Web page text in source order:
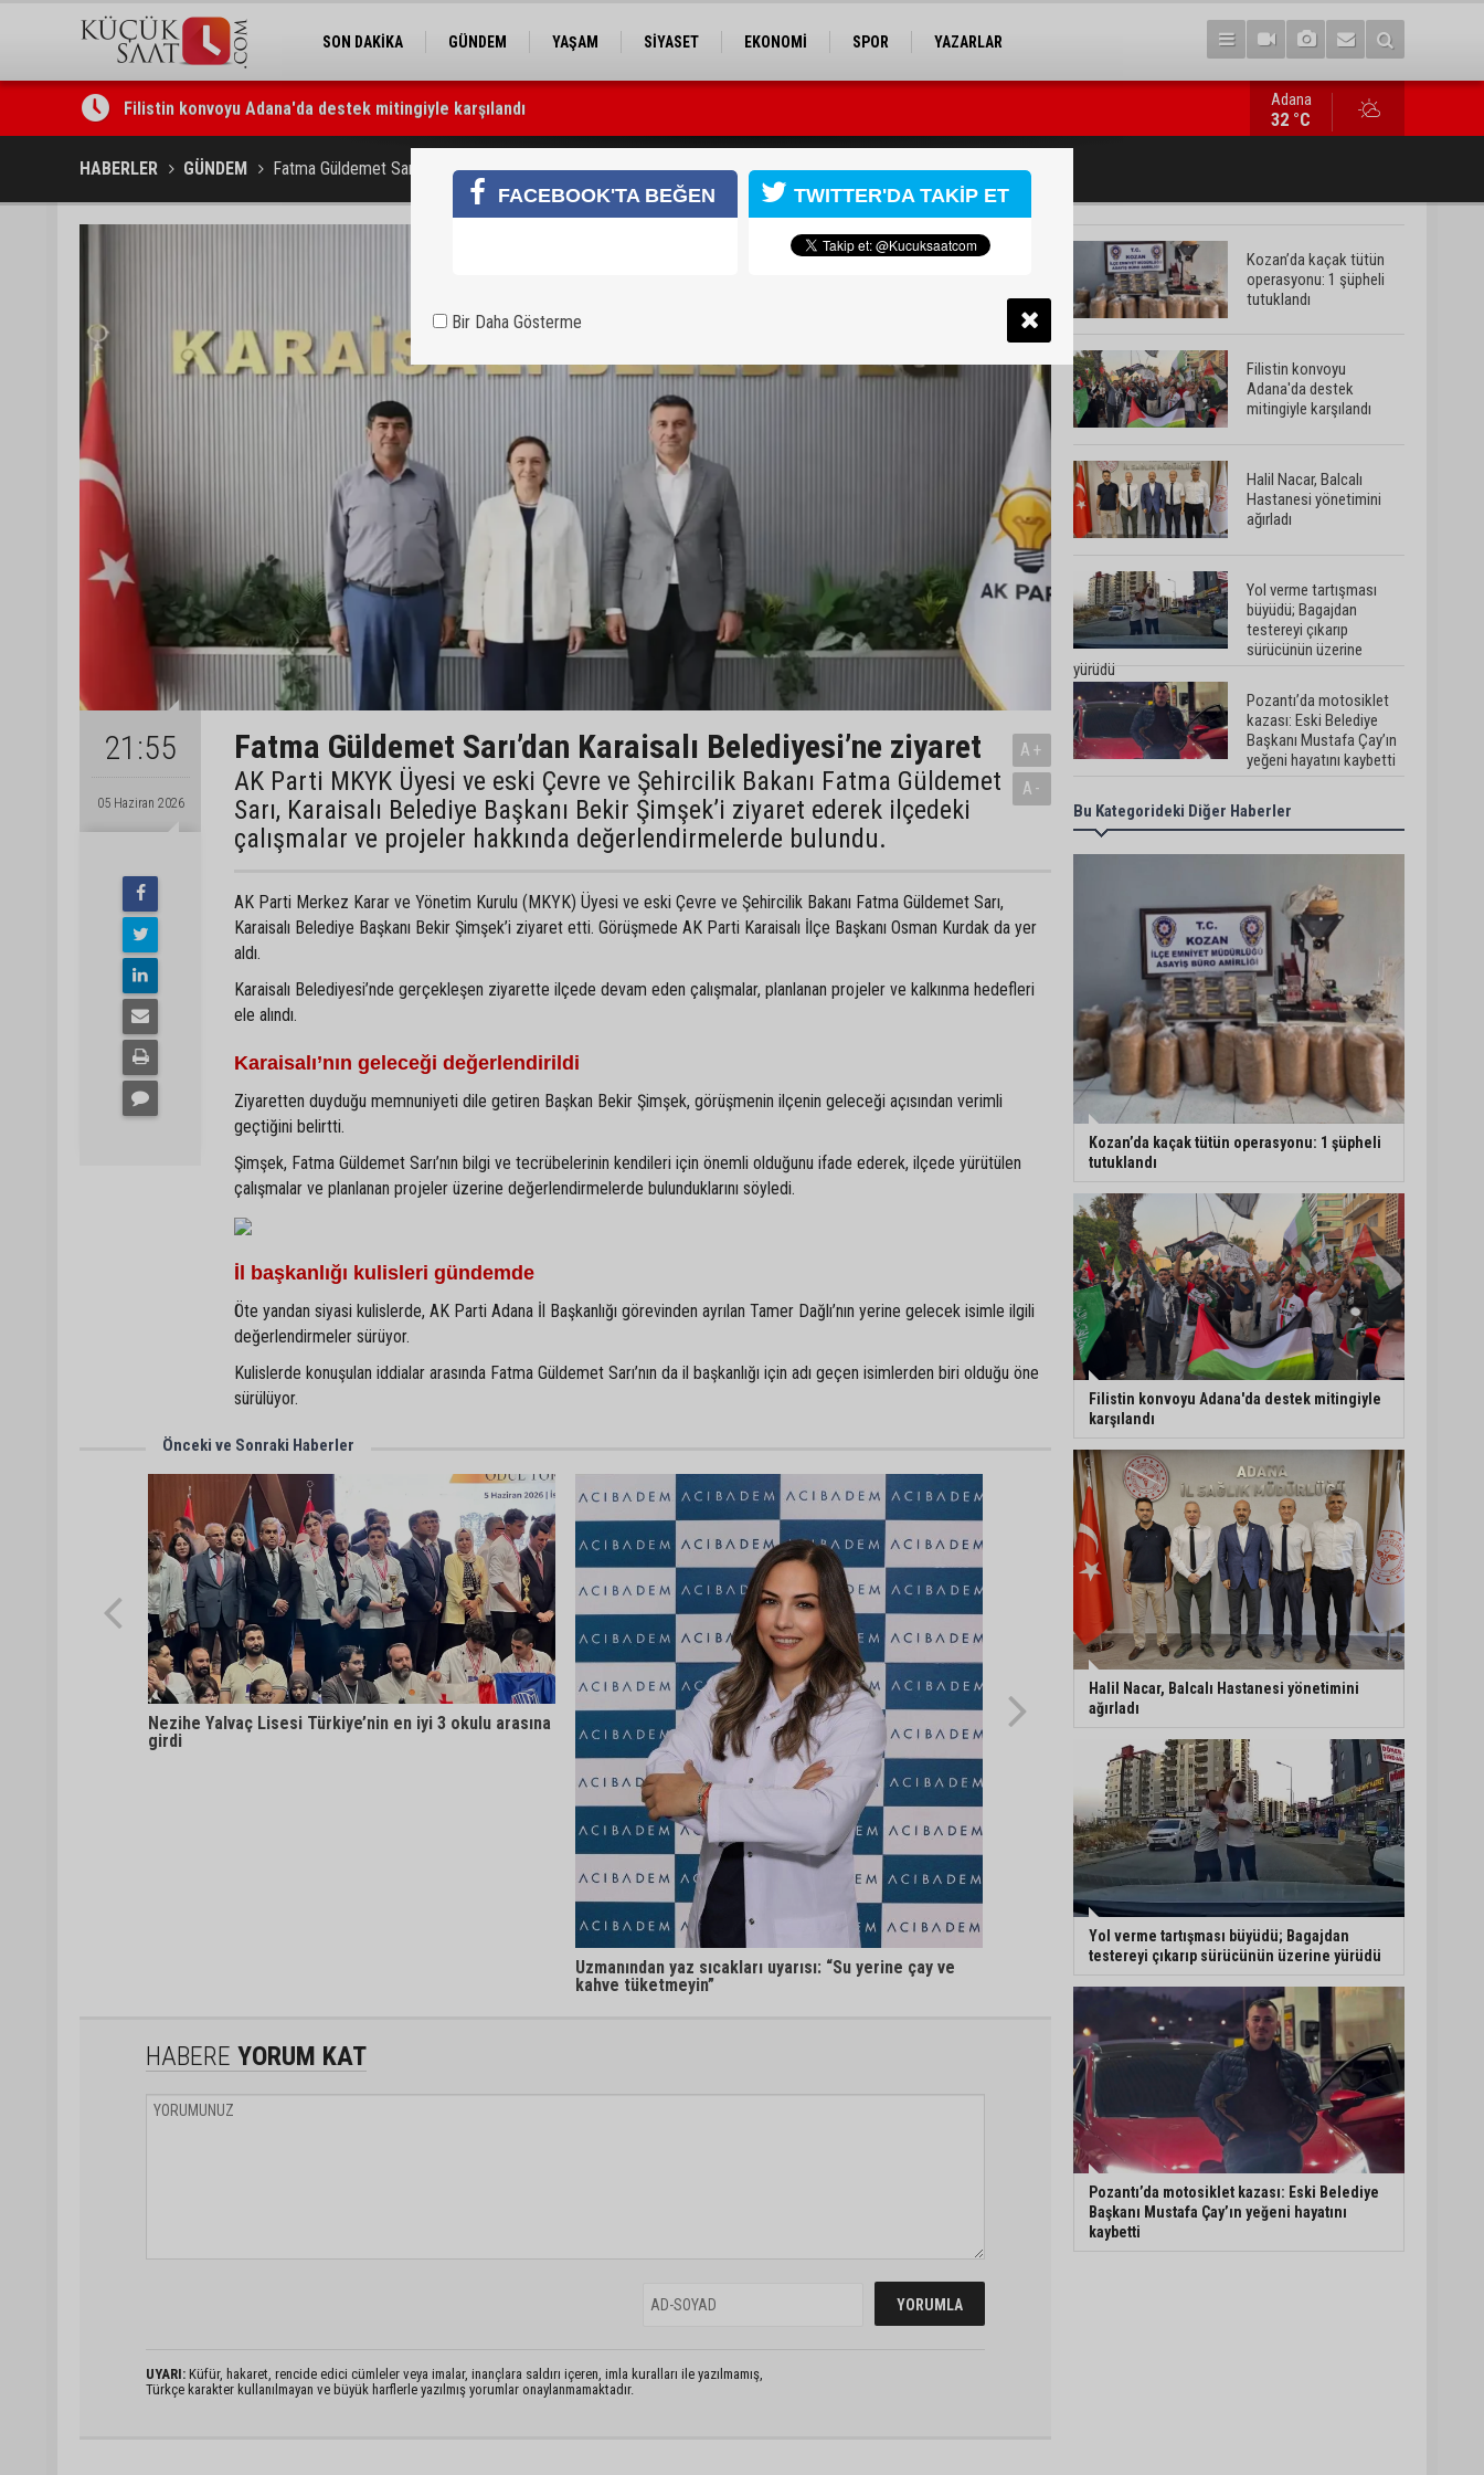
SON DAKİKA GÜNDEM YAŞAM SİYASET EKONOMİ SPOR YAZARLAR
Filistin konvoyu Adana'da destek mitingiyle karşılandı Halil Nacar, Balcalı Hastanesi yönetimini ağırladı
Adana
32 °C
HABERLER GÜNDEM Fatma Güldemet Sarı’dan Karaisalı Belediyesi’ne ziyaret
21:55
05 Haziran 2026
Fatma Güldemet Sarı’dan Karaisalı Belediyesi’ne ziyaret
AK Parti MKYK Üyesi ve eski Çevre ve Şehircilik Bakanı Fatma Güldemet
Sarı, Karaisalı Belediye Başkanı Bekir Şimşek’i ziyaret ederek ilçedeki
çalışmalar ve projeler hakkında değerlendirmelerde bulundu.
A+
A-
AK Parti Merkez Karar ve Yönetim Kurulu (MKYK) Üyesi ve eski Çevre ve Şehircilik Bakanı Fatma Güldemet Sarı,
Karaisalı Belediye Başkanı Bekir Şimşek’i ziyaret etti. Görüşmede AK Parti Karaisalı İlçe Başkanı Osman Kurdak da yer
aldı.
Karaisalı Belediyesi’nde gerçekleşen ziyarette ilçede devam eden çalışmalar, planlanan projeler ve kalkınma hedefleri
ele alındı.
Karaisalı’nın geleceği değerlendirildi
Ziyaretten duyduğu memnuniyeti dile getiren Başkan Bekir Şimşek, görüşmenin ilçenin geleceği açısından verimli
geçtiğini belirtti.
Şimşek, Fatma Güldemet Sarı’nın bilgi ve tecrübelerinin kendileri için önemli olduğunu ifade ederek, ilçede yürütülen
çalışmalar ve planlanan projeler üzerine değerlendirmelerde bulunduklarını söyledi.
İl başkanlığı kulisleri gündemde
Öte yandan siyasi kulislerde, AK Parti Adana İl Başkanlığı görevinden ayrılan Tamer Dağlı’nın yerine gelecek isimle ilgili
değerlendirmeler sürüyor.
Kulislerde konuşulan iddialar arasında Fatma Güldemet Sarı’nın da il başkanlığı için adı geçen isimlerden biri olduğu öne
sürülüyor.
Önceki ve Sonraki Haberler
Nezihe Yalvaç Lisesi Türkiye’nin en iyi 3 okulu arasına
girdi
Uzmanından yaz sıcakları uyarısı: “Su yerine çay ve
kahve tüketmeyin”
HABERE YORUM KAT
UYARI: Küfür, hakaret, rencide edici cümleler veya imalar, inançlara saldırı içeren, imla kuralları ile yazılmamış,
Türkçe karakter kullanılmayan ve büyük harflerle yazılmış yorumlar onaylanmamaktadır.
Kozan’da kaçak tütün
operasyonu: 1 şüpheli
tutuklandı
Filistin konvoyu
Adana'da destek
mitingiyle karşılandı
Halil Nacar, Balcalı
Hastanesi yönetimini
ağırladı
Yol verme tartışması
büyüdü; Bagajdan
testereyi çıkarıp
sürücünün üzerine
yürüdü
Pozantı’da motosiklet
kazası: Eski Belediye
Başkanı Mustafa Çay’ın
yeğeni hayatını kaybetti
Adana’da 12 bin 73 afet
konutu ve köy evi inşa
edildi
Tarihi Tepebağ Projesi
için değerlendirme
toplantısı yapıldı
Nesine 2. Lig’de Adana
temsilcilerinin ilk hafta
fikstürü belli oldu
Kozan’da kamyonet ile
Karataş Belediye
Başkanı Ali Bedrettin
Karataş: “Sahillerimize
birlikte sahip çıkalım”
Bu Kategorideki Diğer Haberler
Kozan’da kaçak tütün operasyonu: 1 şüpheli
tutuklandı
Filistin konvoyu Adana'da destek mitingiyle
karşılandı
Halil Nacar, Balcalı Hastanesi yönetimini
ağırladı
Yol verme tartışması büyüdü; Bagajdan
testereyi çıkarıp sürücünün üzerine yürüdü
Pozantı’da motosiklet kazası: Eski Belediye
Başkanı Mustafa Çay’ın yeğeni hayatını
kaybetti
FACEBOOK'TA BEĞEN TWITTER'DA TAKİP ET
Bir Daha Gösterme